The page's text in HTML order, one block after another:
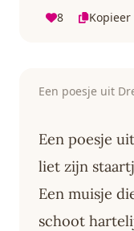
8 Kopieer
Een poesje uit
Een poesje
liet zijn
Een muisje
schoot